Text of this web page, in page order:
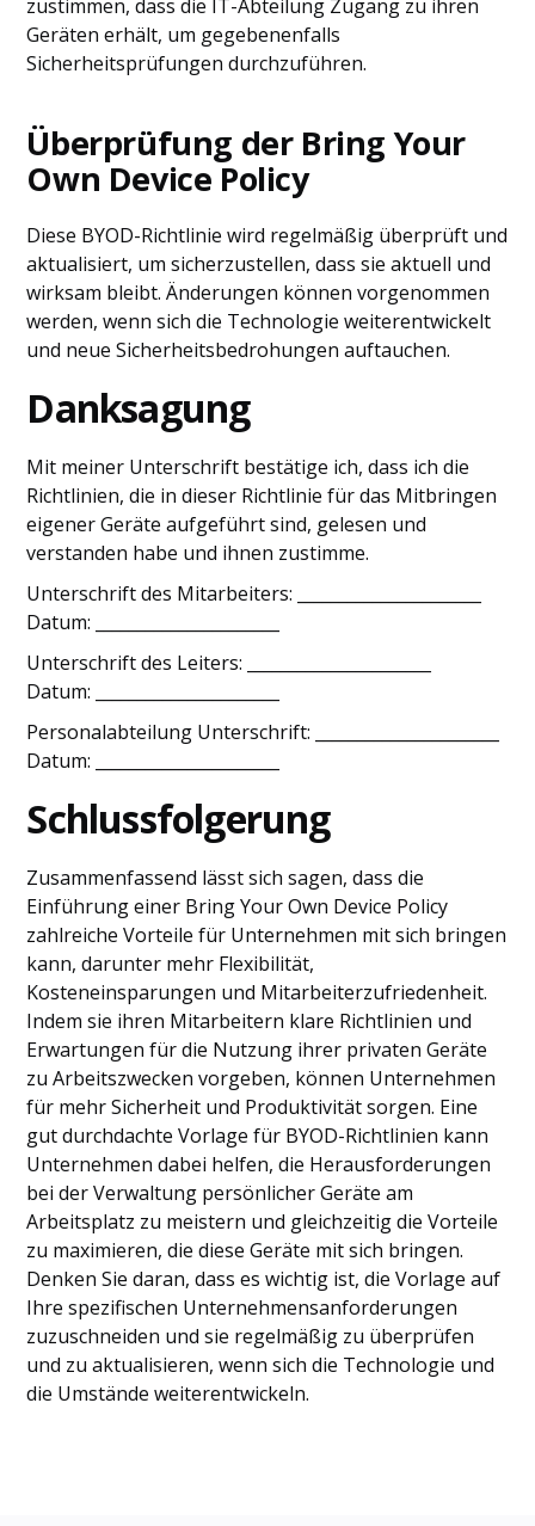
zustimmen, dass die IT-Abteilung Zugang zu ihren
Geräten erhält, um gegebenenfalls
Sicherheitsprüfungen durchzuführen.
Überprüfung der Bring Your
Own Device Policy
Diese BYOD-Richtlinie wird regelmäßig überprüft und
aktualisiert, um sicherzustellen, dass sie aktuell und
wirksam bleibt. Änderungen können vorgenommen
werden, wenn sich die Technologie weiterentwickelt
und neue Sicherheitsbedrohungen auftauchen.
Danksagung
Mit meiner Unterschrift bestätige ich, dass ich die
Richtlinien, die in dieser Richtlinie für das Mitbringen
eigener Geräte aufgeführt sind, gelesen und
verstanden habe und ihnen zustimme.
Unterschrift des Mitarbeiters: ______________________
Datum: ______________________
Unterschrift des Leiters: ______________________
Datum: ______________________
Personalabteilung Unterschrift: ______________________
Datum: ______________________
Schlussfolgerung
Zusammenfassend lässt sich sagen, dass die
Einführung einer Bring Your Own Device Policy
zahlreiche Vorteile für Unternehmen mit sich bringen
kann, darunter mehr Flexibilität,
Kosteneinsparungen und Mitarbeiterzufriedenheit.
Indem sie ihren Mitarbeitern klare Richtlinien und
Erwartungen für die Nutzung ihrer privaten Geräte
zu Arbeitszwecken vorgeben, können Unternehmen
für mehr Sicherheit und Produktivität sorgen. Eine
gut durchdachte Vorlage für BYOD-Richtlinien kann
Unternehmen dabei helfen, die Herausforderungen
bei der Verwaltung persönlicher Geräte am
Arbeitsplatz zu meistern und gleichzeitig die Vorteile
zu maximieren, die diese Geräte mit sich bringen.
Denken Sie daran, dass es wichtig ist, die Vorlage auf
Ihre spezifischen Unternehmensanforderungen
zuzuschneiden und sie regelmäßig zu überprüfen
und zu aktualisieren, wenn sich die Technologie und
die Umstände weiterentwickeln.